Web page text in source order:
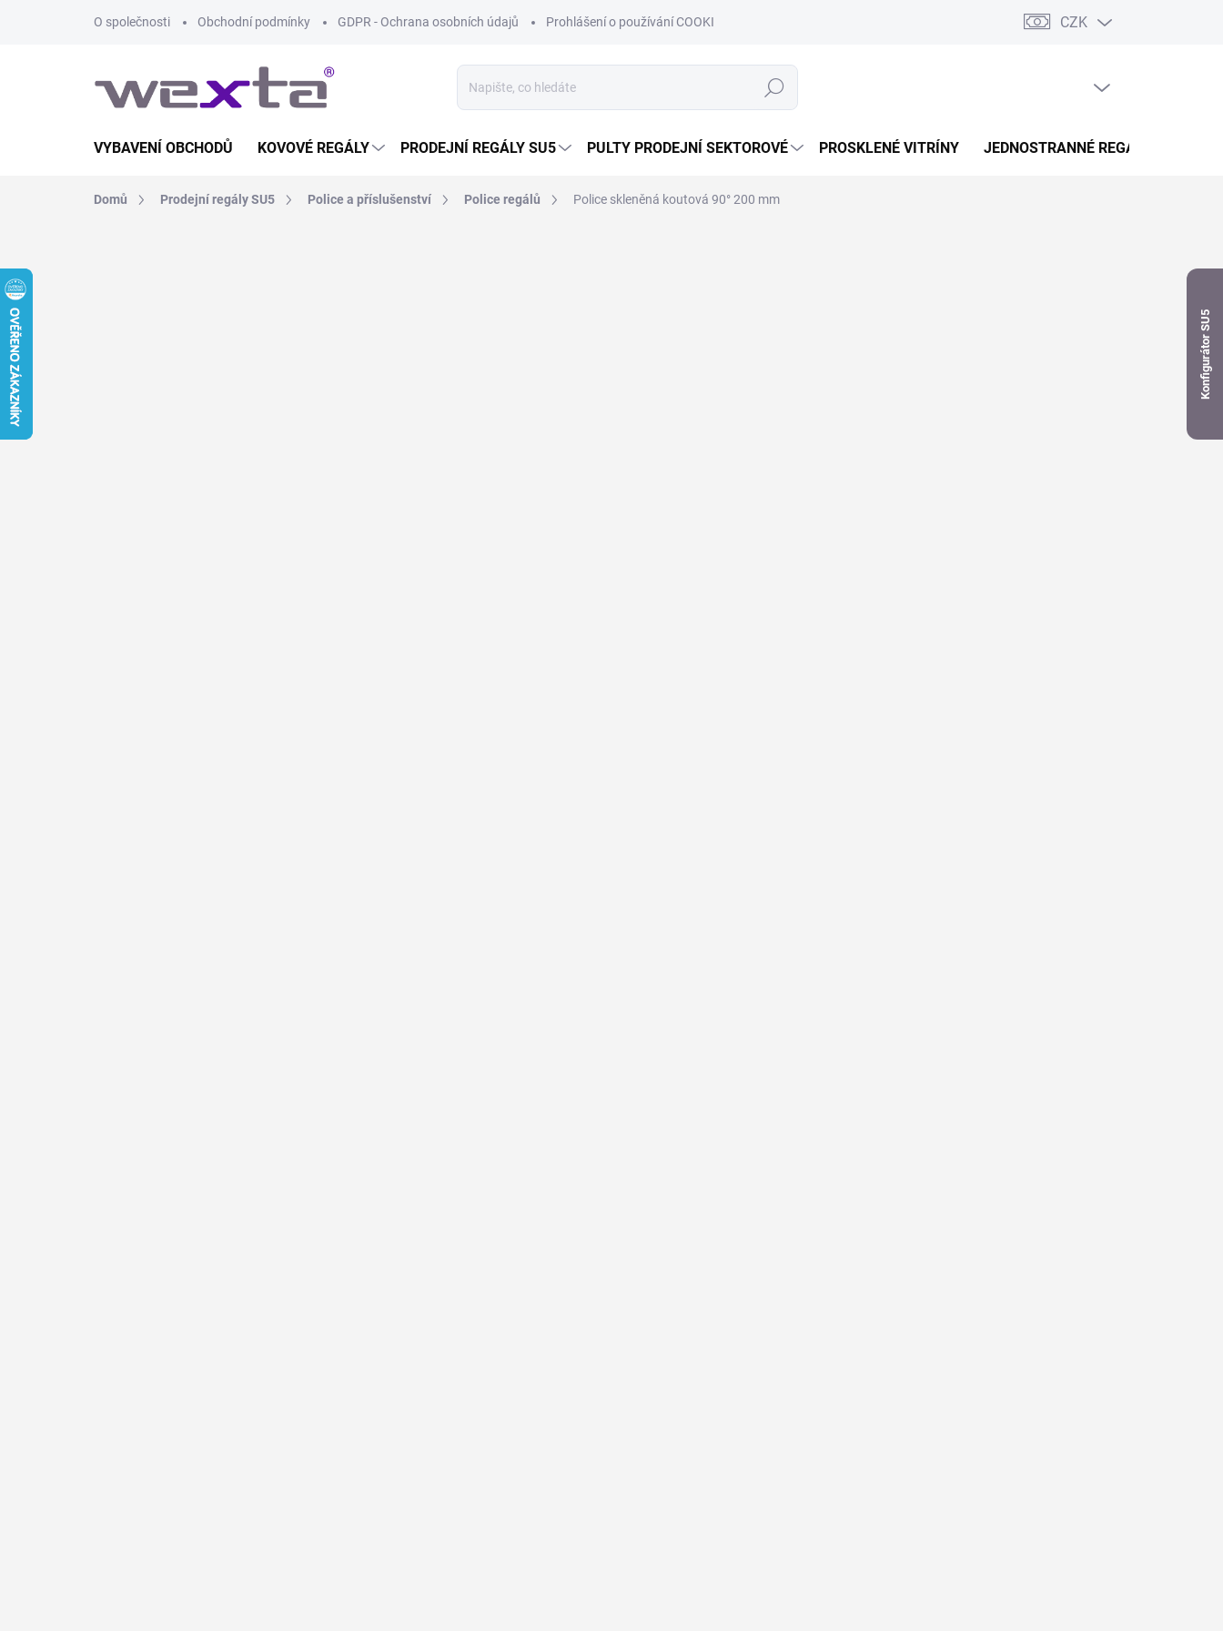
O společnosti Obchodní podmínky GDPR - Ochrana osobních údajů Prohlášení o používání COOKIES CZK
Hledat
VYBAVENÍ OBCHODŮ KOVOVÉ REGÁLY PRODEJNÍ REGÁLY SU5 PULTY PRODEJNÍ SEKTOROVÉ PROSKLENÉ VITRÍNY JEDNOSTRANNÉ REGÁLY
Domů Prodejní regály SU5 Police a příslušenství Police regálů Police skleněná koutová 90° 200 mm
Konfigurátor SU5